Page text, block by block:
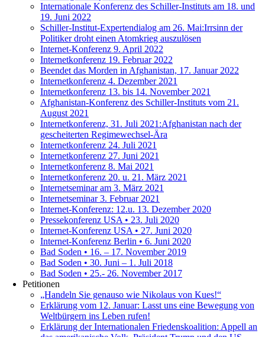
Internationale Konferenz des Schiller-Instituts am 18. und
19. Juni 2022
Schiller-Institut-Expertendialog am 26. Mai:Irrsinn der
Politiker droht einen Atomkrieg auszulösen
Internet-Konferenz 9. April 2022
Internetkonferenz 19. Februar 2022
Beendet das Morden in Afghanistan, 17. Januar 2022
Internetkonferenz 4. Dezember 2021
Internetkonferenz 13. bis 14. November 2021
Afghanistan-Konferenz des Schiller-Instituts vom 21.
August 2021
Internetkonferenz, 31. Juli 2021:Afghanistan nach der
gescheiterten Regimewechsel-Ära
Internetkonferenz 24. Juli 2021
Internetkonferenz 27. Juni 2021
Internetkonferenz 8. Mai 2021
Internetkonferenz 20. u. 21. März 2021
Internetseminar am 3. März 2021
Internetseminar 3. Februar 2021
Internet-Konferenz: 12.u. 13. Dezember 2020
Pressekonferenz USA • 23. Juli 2020
Internet-Konferenz USA • 27. Juni 2020
Internet-Konferenz Berlin • 6. Juni 2020
Bad Soden • 16. – 17. November 2019
Bad Soden • 30. Juni – 1. Juli 2018
Bad Soden • 25.- 26. November 2017
Petitionen
„Handeln Sie genauso wie Nikolaus von Kues!“
Erklärung vom 12. Januar: Lasst uns eine Bewegung von
Weltbürgern ins Leben rufen!
Erklärung der Internationalen Friedenskoalition: Appell an